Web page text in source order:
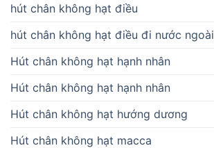
hút chân không hạt điều
hút chân không hạt điều đi nước ngoài
Hút chân không hạt hạnh nhân
Hút chân không hạt hạnh nhân
Hút chân không hạt hướng dương
Hút chân không hạt macca